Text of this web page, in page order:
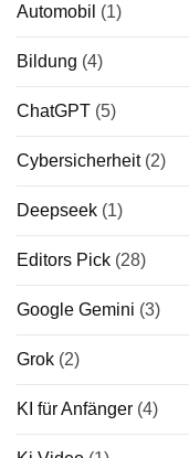
Automobil (1)
Bildung (4)
ChatGPT (5)
Cybersicherheit(2)
Deepseek (1)
Editors Pick (28)
Google Gemini (3)
Grok (2)
KI für Anfänger (4)